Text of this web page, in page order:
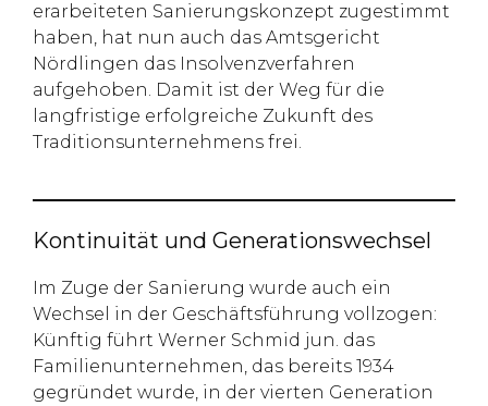
erarbeiteten Sanierungskonzept zugestimmt
haben, hat nun auch das Amtsgericht
Nördlingen das Insolvenzverfahren
aufgehoben. Damit ist der Weg für die
langfristige erfolgreiche Zukunft des
Traditionsunternehmens frei.
Kontinuität und Generationswechsel
Im Zuge der Sanierung wurde auch ein
Wechsel in der Geschäftsführung vollzogen:
Künftig führt Werner Schmid jun. das
Familienunternehmen, das bereits 1934
gegründet wurde, in der vierten Generation